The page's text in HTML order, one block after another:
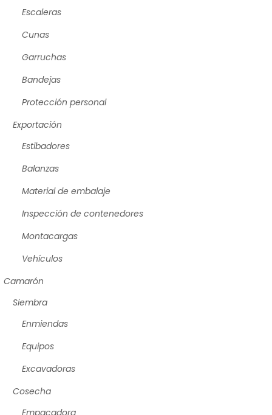
Escaleras
Cunas
Garruchas
Bandejas
Protección personal
Exportación
Estibadores
Balanzas
Material de embalaje
Inspección de contenedores
Montacargas
Vehículos
Camarón
Siembra
Enmiendas
Equipos
Excavadoras
Cosecha
Empacadora